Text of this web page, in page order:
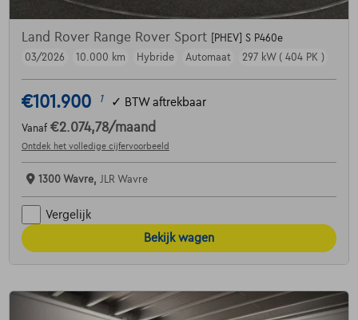
Land Rover Range Rover Sport
[PHEV] S P460e
03/2026
10.000 km Hybride Automaat 297 kW ( 404 PK )
€101.900 1 ✓ BTW aftrekbaar
Vanaf €2.074,78/maand
Ontdek het volledige cijfervoorbeeld
1300 Wavre, JLR Wavre
Vergelijk
Bekijk wagen